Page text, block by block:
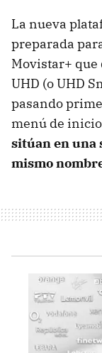
La nueva
preparada
Movistar+
UHD (o UHD
pasando
menú de
sitúan en una
mismo